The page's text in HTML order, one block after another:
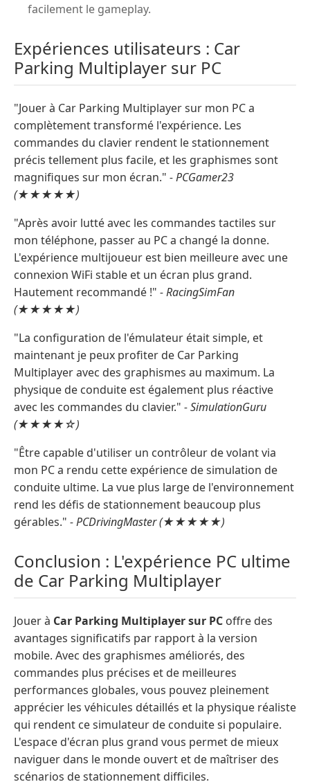
facilement le gameplay.
Expériences utilisateurs : Car
Parking Multiplayer sur PC
"Jouer à Car Parking Multiplayer sur mon PC a
complètement transformé l'expérience. Les
commandes du clavier rendent le stationnement
précis tellement plus facile, et les graphismes sont
magnifiques sur mon écran." - PCGamer23
(★★★★★)
"Après avoir lutté avec les commandes tactiles sur
mon téléphone, passer au PC a changé la donne.
L'expérience multijoueur est bien meilleure avec une
connexion WiFi stable et un écran plus grand.
Hautement recommandé !" - RacingSimFan
(★★★★★)
"La configuration de l'émulateur était simple, et
maintenant je peux profiter de Car Parking
Multiplayer avec des graphismes au maximum. La
physique de conduite est également plus réactive
avec les commandes du clavier." - SimulationGuru
(★★★★☆)
"Être capable d'utiliser un contrôleur de volant via
mon PC a rendu cette expérience de simulation de
conduite ultime. La vue plus large de l'environnement
rend les défis de stationnement beaucoup plus
gérables." - PCDrivingMaster (★★★★★)
Conclusion : L'expérience PC ultime
de Car Parking Multiplayer
Jouer à Car Parking Multiplayer sur PC offre des
avantages significatifs par rapport à la version
mobile. Avec des graphismes améliorés, des
commandes plus précises et de meilleures
performances globales, vous pouvez pleinement
apprécier les véhicules détaillés et la physique réaliste
qui rendent ce simulateur de conduite si populaire.
L'espace d'écran plus grand vous permet de mieux
naviguer dans le monde ouvert et de maîtriser des
scénarios de stationnement difficiles.